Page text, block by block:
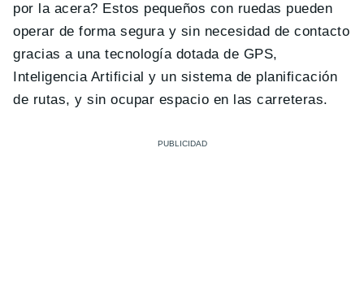
por la acera? Estos pequeños con ruedas pueden
operar de forma segura y sin necesidad de contacto
gracias a una tecnología dotada de GPS,
Inteligencia Artificial y un sistema de planificación
de rutas, y sin ocupar espacio en las carreteras.